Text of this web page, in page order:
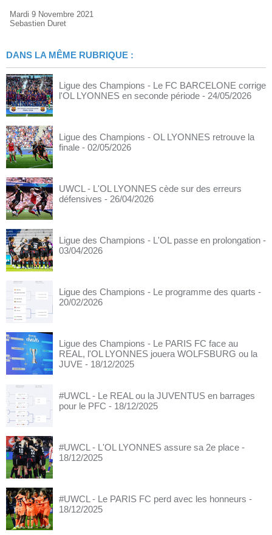
Mardi 9 Novembre 2021
Sebastien Duret
DANS LA MÊME RUBRIQUE :
Ligue des Champions - Le FC BARCELONE corrige
l'OL LYONNES en seconde période - 24/05/2026
Ligue des Champions - OL LYONNES retrouve la
finale - 02/05/2026
UWCL - L'OL LYONNES cède sur des erreurs
défensives - 26/04/2026
Ligue des Champions - L'OL passe en prolongation -
03/04/2026
Ligue des Champions - Le programme des quarts -
20/02/2026
Ligue des Champions - Le PARIS FC face au
REAL, l'OL LYONNES jouera WOLFSBURG ou la
JUVE - 18/12/2025
#UWCL - Le REAL ou la JUVENTUS en barrages
pour le PFC - 18/12/2025
#UWCL - L'OL LYONNES assure sa 2e place -
18/12/2025
#UWCL - Le PARIS FC perd avec les honneurs -
18/12/2025